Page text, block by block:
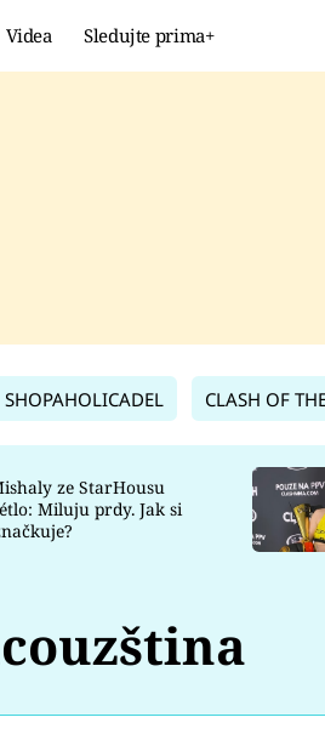
Videa Sledujte prima+
SHOPAHOLICADEL CLASH OF
ze StarHousu
Miluju prdy. Jak si